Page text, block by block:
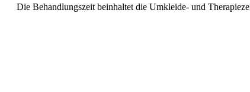
Die Behandlungszeit beinhaltet die Umkleide- und